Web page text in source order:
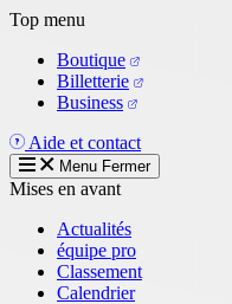
Aller
contenu
principal
Top menu
Boutique
Billetterie
Business
Aide et contact
Menu Fermer
Mises en avant
Actualités
équipe pro
Classement
Calendrier